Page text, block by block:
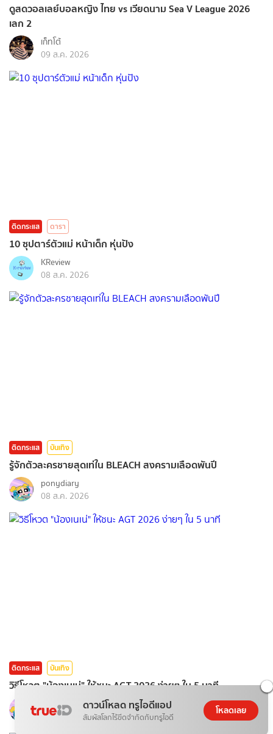
ดูสดวอลเลย์บอลหญิง ไทย vs เวียดนาม Sea V League 2026
เลก 2
เก็ทโต้
09 ส.ค. 2026
ติดกระแส ดารา
10 ซุปตาร์ตัวแม่ หน้าเด็ก หุ่นปัง
KReview
08 ส.ค. 2026
ติดกระแส บันเทิง
รู้จักตัวละครชายสุดเท่ใน BLEACH สงครามเลือดพันปี
ponydiary
08 ส.ค. 2026
ติดกระแส บันเทิง
วิธีโหวต "น้องเนเน่" ให้ชนะ AGT 2026 ง่ายๆ ใน 5 นาที
ponydiary
08 ส.ค. 2026
ดาวน์โหลด ทรูไอดีแอป
สัมผัสโลกไร้ขีดจำกัดกับทรูไอดี
โหลดเลย